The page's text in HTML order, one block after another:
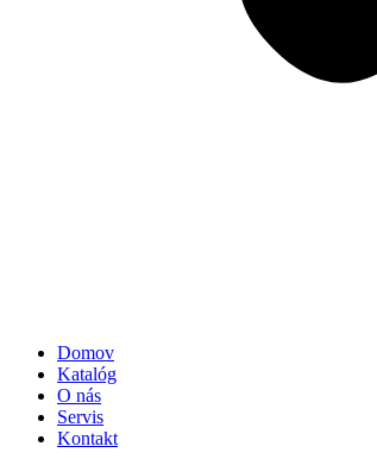
Domov
Katalóg
O nás
Servis
Kontakt